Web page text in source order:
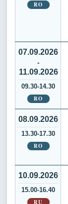
RO
07.09.2026
-
11.09.2026
09.30-14.30
RO
08.09.2026
13.30-17.30
RO
10.09.2026
15.00-16.40
RU